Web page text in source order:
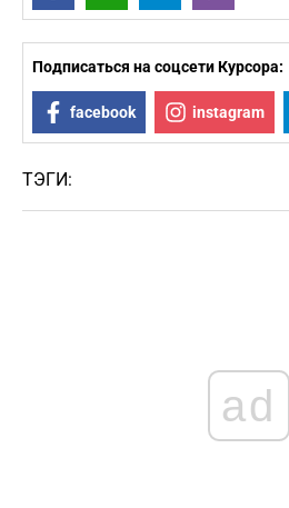
Подписаться на соцсети Курсора:
facebook instagram
ТЭГИ:
ad